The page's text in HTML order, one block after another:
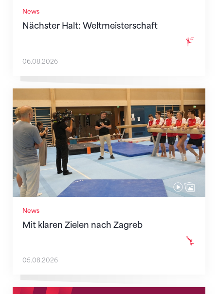
News
Nächster Halt: Weltmeisterschaft
06.08.2026
News
Mit klaren Zielen nach Zagreb
Mit klaren Zielen nach Zagreb
05.08.2026